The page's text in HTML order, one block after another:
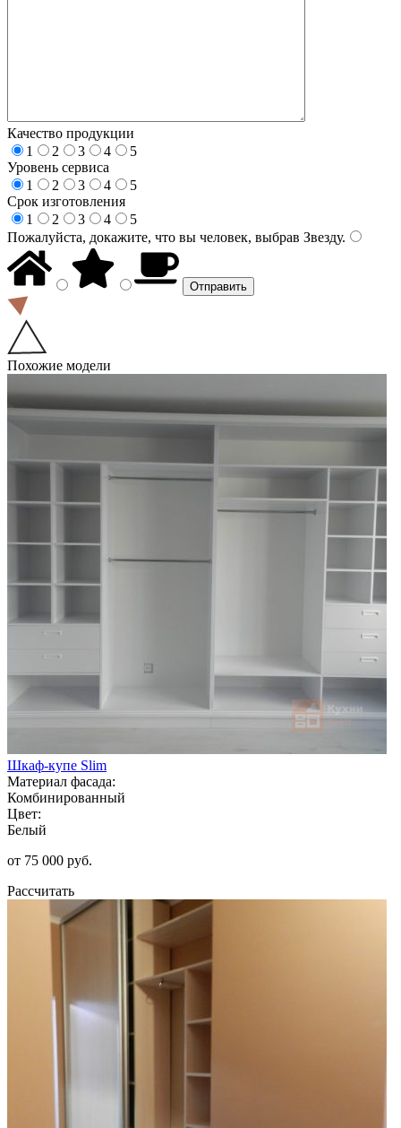
Качество продукции
1
2 3 4
5
Уровень сервиса
1
2 3 4
5
Срок изготовления
1
2 3 4
5
Пожалуйста, докажите, что вы человек, выбрав Звезду.
Похожие модели
Шкаф-купе Slim
Материал фасада:
Комбинированный
Цвет:
Белый
от 75 000 руб.
Рассчитать